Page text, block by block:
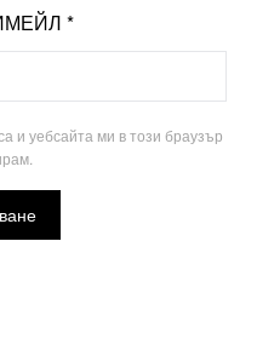
*
и уебсайта ми в този браузър